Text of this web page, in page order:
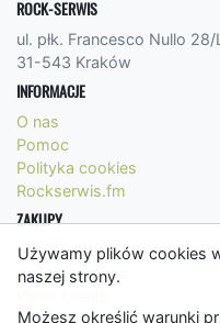
Używamy plików cookies
naszej strony.
Możesz określić warunki
ROCK-SERWIS
ul. płk. Francesco Nullo 28/
31-543 Kraków
INFORMACJE
O nas
Pomoc
Polityka cookies
Rockserwis.fm
ZAKUPY
Formy płatności
Koszty wysyłki
Regulamin